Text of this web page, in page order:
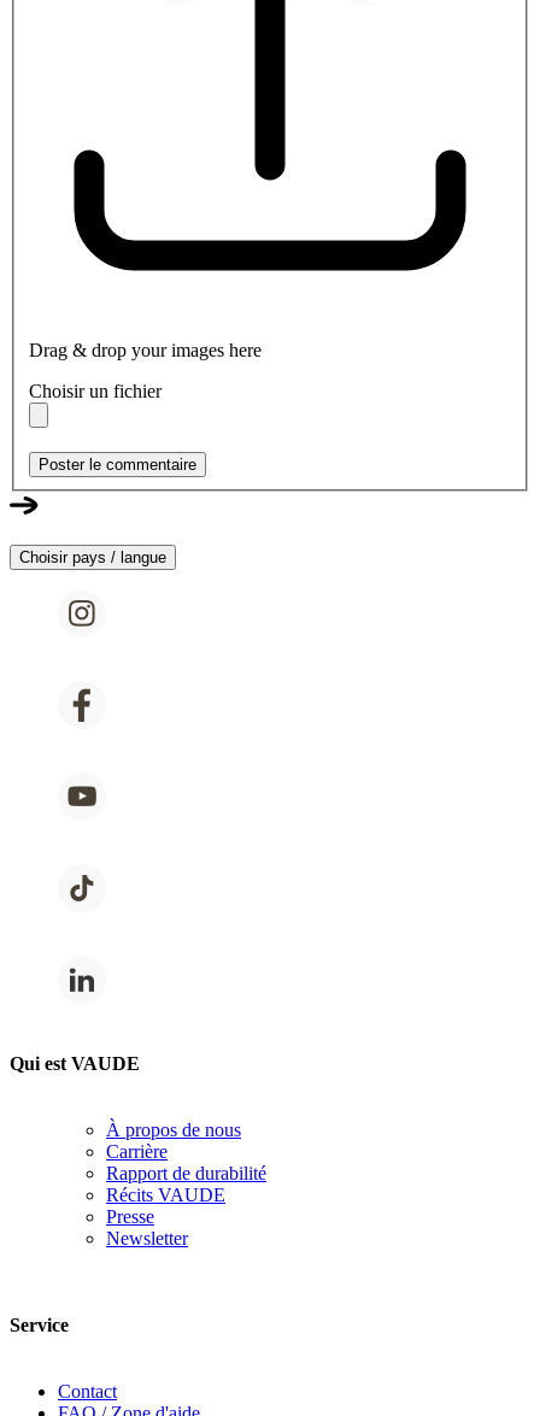
Drag & drop your images here
Choisir un fichier
Poster le commentaire
Choisir pays / langue
Qui est VAUDE
À propos de nous
Carrière
Rapport de durabilité
Récits VAUDE
Presse
Newsletter
Service
Contact